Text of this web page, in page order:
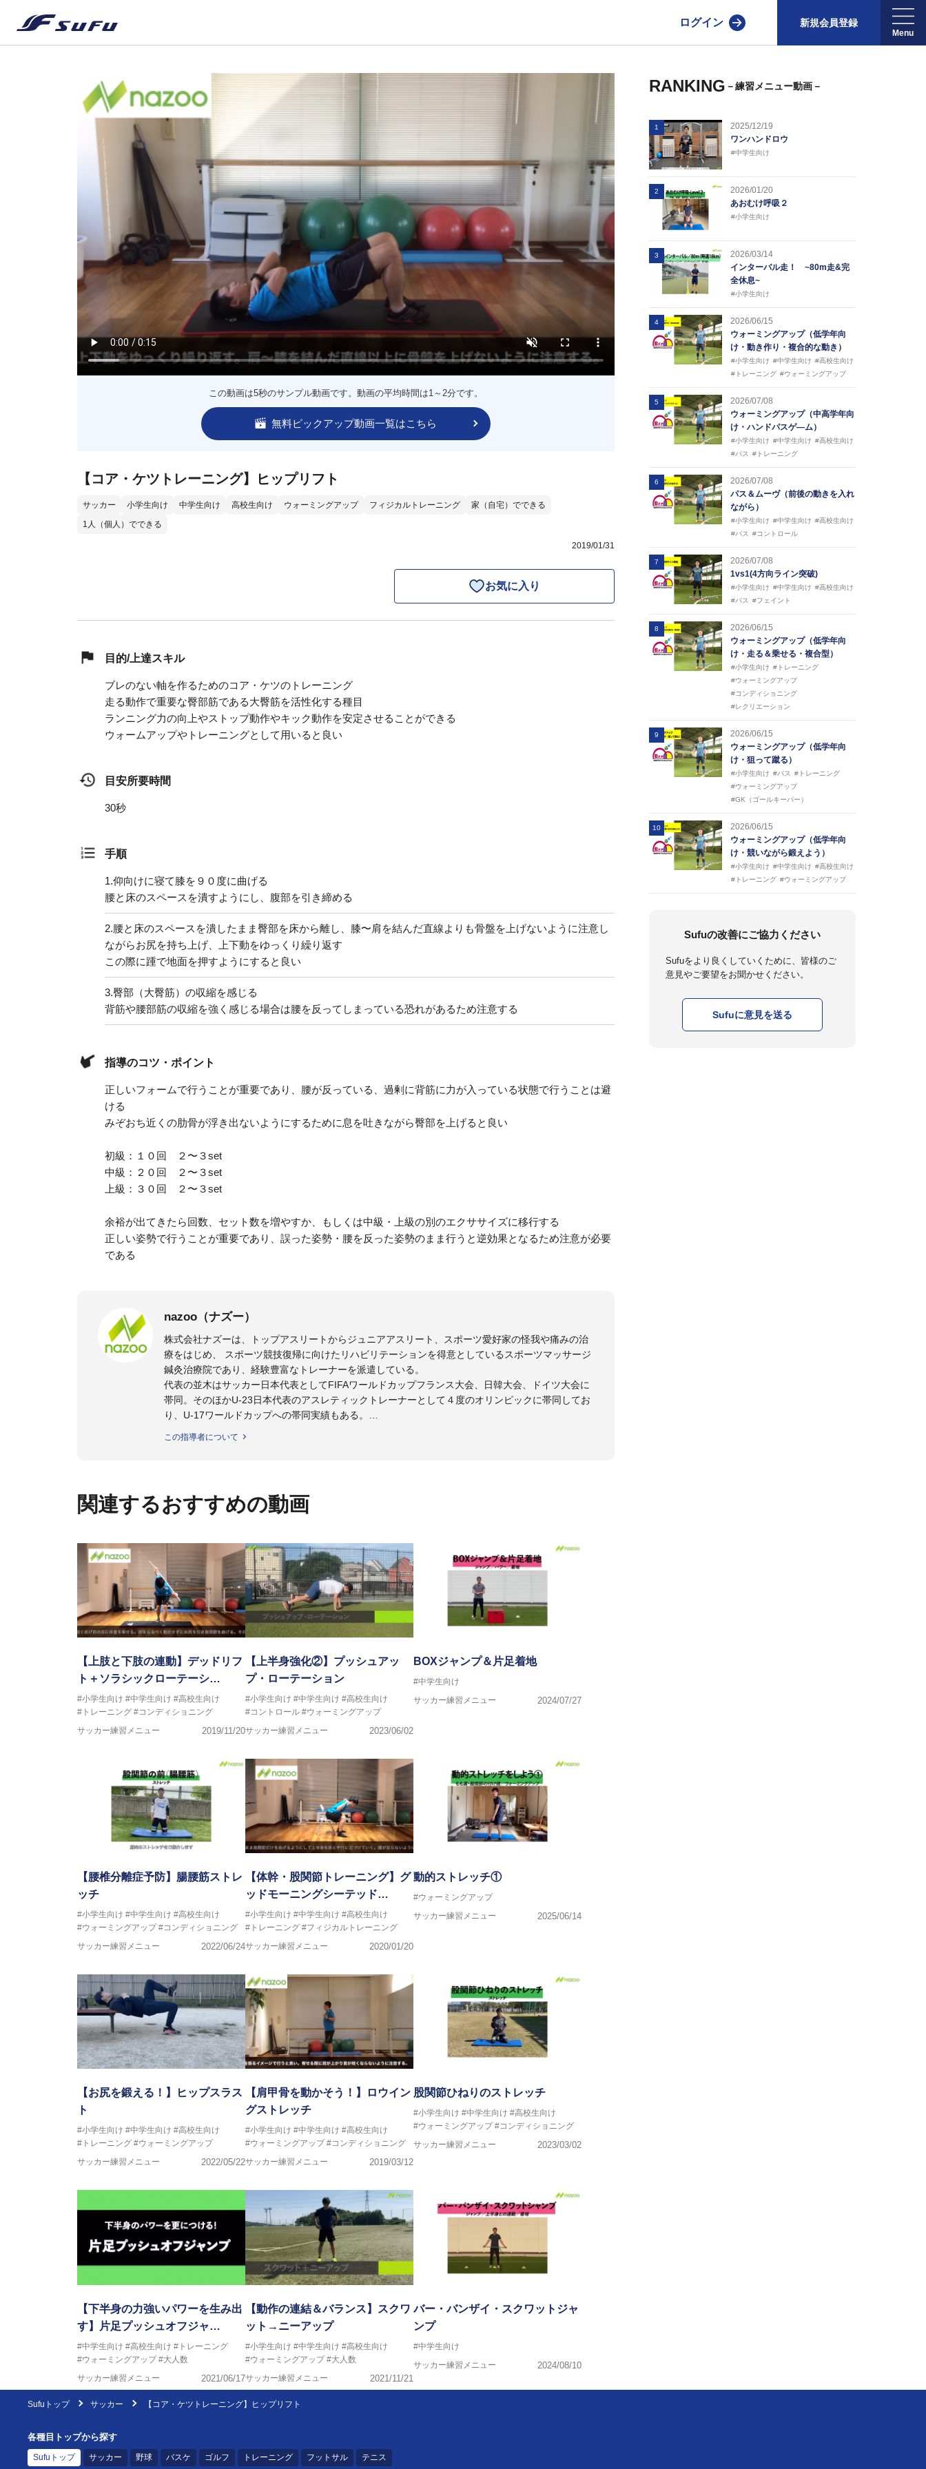
ログイン 新規会員登録
この動画は5秒のサンプル動画です。動画の平均時間は1～2分です。
無料ピックアップ動画一覧はこちら
【コア・ケツトレーニング】ヒップリフト
サッカー 小学生向け 中学生向け 高校生向け ウォーミングアップ フィジカルトレーニング
家（自宅）でできる
1人（個人）でできる
2019/01/31
お気に入り
目的/上達スキル
ブレのない軸を作るためのコア・ケツのトレーニング
走る動作で重要な臀部筋である大臀筋を活性化する種目
ランニング力の向上やストップ動作やキック動作を安定させることができる
ウォームアップやトレーニングとして用いると良い
目安所要時間
30秒
手順
1.仰向けに寝て膝を９０度に曲げる
腰と床のスペースを潰すようにし、腹部を引き締める
2.腰と床のスペースを潰したまま臀部を床から離し、膝〜肩を結んだ直線よりも骨盤を上げないように注意し
ながらお尻を持ち上げ、上下動をゆっくり繰り返す
この際に踵で地面を押すようにすると良い
3.臀部（大臀筋）の収縮を感じる
背筋や腰部筋の収縮を強く感じる場合は腰を反ってしまっている恐れがあるため注意する
指導のコツ・ポイント
正しいフォームで行うことが重要であり、腰が反っている、過剰に背筋に力が入っている状態で行うことは避
ける
みぞおち近くの肋骨が浮き出ないようにするために息を吐きながら臀部を上げると良い
初級：１０回 ２〜３set
中級：２０回 ２〜３set
上級：３０回 ２〜３set
余裕が出てきたら回数、セット数を増やすか、もしくは中級・上級の別のエクササイズに移行する
正しい姿勢で行うことが重要であり、誤った姿勢・腰を反った姿勢のまま行うと逆効果となるため注意が必要
である
nazoo（ナズー）
株式会社ナズーは、トップアスリートからジュニアアスリート、スポーツ愛好家の怪我や痛みの治
療をはじめ、 スポーツ競技復帰に向けたリハビリテーションを得意としているスポーツマッサージ
鍼灸治療院であり、経験豊富なトレーナーを派遣している。
代表の並木はサッカー日本代表としてFIFAワールドカップフランス大会、日韓大会、ドイツ大会に
帯同。そのほかU-23日本代表のアスレティックトレーナーとして４度のオリンピックに帯同してお
り、U-17ワールドカップへの帯同実績もある。
「一人一人の健康な人生をサポートする」を企業理念として掲げ、世の中の人々の『健康』をあら
この指導者について
関連するおすすめの動画
【上肢と下肢の連動】デッドリフ
ト＋ソラシックローテーシ…
#小学生向け #中学生向け #高校生向け
#トレーニング #コンディショニング
サッカー練習メニュー
2019/11/20
【上半身強化②】プッシュアッ
プ・ローテーション
#小学生向け #中学生向け #高校生向け
#コントロール #ウォーミングアップ
サッカー練習メニュー
2023/06/02
BOXジャンプ＆片足着地
#中学生向け
サッカー練習メニュー
2024/07/27
【腰椎分離症予防】腸腰筋ストレ
ッチ
#小学生向け #中学生向け #高校生向け
#ウォーミングアップ #コンディショニング
サッカー練習メニュー
2022/06/24
【体幹・股関節トレーニング】グ
ッドモーニングシーテッド…
#小学生向け #中学生向け #高校生向け
#トレーニング #フィジカルトレーニング
サッカー練習メニュー
2020/01/20
動的ストレッチ①
#ウォーミングアップ
サッカー練習メニュー
2025/06/14
【お尻を鍛える！】ヒップスラス
ト
#小学生向け #中学生向け #高校生向け
#トレーニング #ウォーミングアップ
サッカー練習メニュー
2022/05/22
【肩甲骨を動かそう！】ロウイン
グストレッチ
#小学生向け #中学生向け #高校生向け
#ウォーミングアップ #コンディショニング
サッカー練習メニュー
2019/03/12
股関節ひねりのストレッチ
#小学生向け #中学生向け #高校生向け
#ウォーミングアップ #コンディショニング
サッカー練習メニュー
2023/03/02
【下半身の力強いパワーを生み出
す】片足プッシュオフジャ…
#中学生向け #高校生向け #トレーニング
#ウォーミングアップ #大人数
サッカー練習メニュー
2021/06/17
【動作の連結＆バランス】スクワ
ット→ニーアップ
#小学生向け #中学生向け #高校生向け
#ウォーミングアップ #大人数
サッカー練習メニュー
2021/11/21
バー・バンザイ・スクワットジャ
ンプ
#中学生向け
サッカー練習メニュー
2024/08/10
RANKING －練習メニュー動画－
1
2025/12/19
ワンハンドロウ
#中学生向け
2
2026/01/20
あおむけ呼吸２
#小学生向け
3
2026/03/14
インターバル走！ ~80m走&完
全休息~
#小学生向け
4
2026/06/15
ウォーミングアップ（低学年向
け・動き作り・複合的な動き）
#小学生向け #中学生向け #高校生向け
#トレーニング #ウォーミングアップ
5
2026/07/08
ウォーミングアップ（中高学年向
け・ハンドパスゲ―ム）
#小学生向け #中学生向け #高校生向け
#パス
#トレーニング
6
2026/07/08
パス＆ムーヴ（前後の動きを入れ
ながら）
#小学生向け #中学生向け #高校生向け
#パス
#コントロール
7
2026/07/08
1vs1(4方向ライン突破)
#小学生向け #中学生向け #高校生向け
#パス
#フェイント
8
2026/06/15
ウォーミングアップ（低学年向
け・走る＆乗せる・複合型）
#小学生向け #トレーニング
#ウォーミングアップ
#コンディショニング
#レクリエーション
9
2026/06/15
ウォーミングアップ（低学年向
け・狙って蹴る）
#小学生向け #パス
#トレーニング
#ウォーミングアップ
#GK（ゴールキーパー）
10
2026/06/15
ウォーミングアップ（低学年向
け・競いながら鍛えよう）
#小学生向け #中学生向け #高校生向け
#トレーニング #ウォーミングアップ
Sufuの改善にご協力ください
Sufuをより良くしていくために、皆様のご
意見やご要望をお聞かせください。
Sufuに意見を送る
Sufuトップ サッカー 【コア・ケツトレーニング】ヒップリフト
各種目トップから探す
Sufuトップ サッカー 野球 バスケ ゴルフ トレーニング フットサル テニス